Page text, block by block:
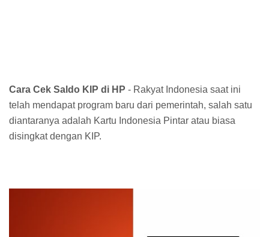
Cara Cek Saldo KIP di HP - Rakyat Indonesia saat ini
telah mendapat program baru dari pemerintah, salah satu
diantaranya adalah Kartu Indonesia Pintar atau biasa
disingkat dengan KIP.